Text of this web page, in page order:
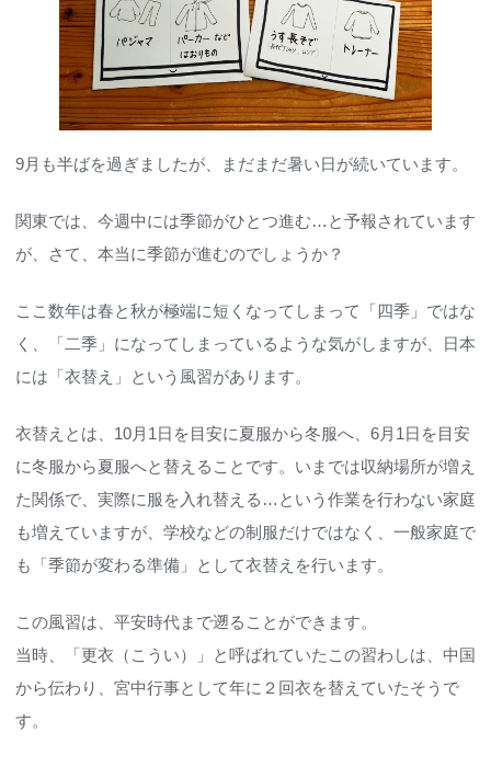
9月も半ばを過ぎましたが、まだまだ暑い日が続いています。
関東では、今週中には季節がひとつ進む…と予報されています
が、さて、本当に季節が進むのでしょうか？
ここ数年は春と秋が極端に短くなってしまって「四季」ではな
く、「二季」になってしまっているような気がしますが、日本
には「衣替え」という風習があります。
衣替えとは、10月1日を目安に夏服から冬服へ、6月1日を目安
に冬服から夏服へと替えることです。いまでは収納場所が増え
た関係で、実際に服を入れ替える…という作業を行わない家庭
も増えていますが、学校などの制服だけではなく、一般家庭で
も「季節が変わる準備」として衣替えを行います。
この風習は、平安時代まで遡ることができます。
当時、「更衣（こうい）」と呼ばれていたこの習わしは、中国
から伝わり、宮中行事として年に２回衣を替えていたそうで
す。